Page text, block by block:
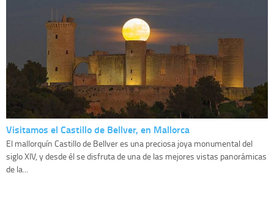
Visitamos el Castillo de Bellver, en Mallorca
El mallorquín Castillo de Bellver es una preciosa joya monumental del
siglo XIV, y desde él se disfruta de una de las mejores vistas panorámicas
de la...